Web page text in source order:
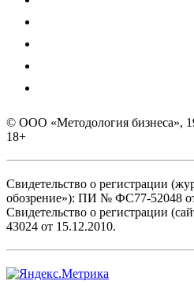
© ООО «Методология бизнеса»,
18+
Свидетельство о регистрации
обозрение»): ПИ № ФС77-52048
Свидетельство о регистрации
43024 от 15.12.2010.